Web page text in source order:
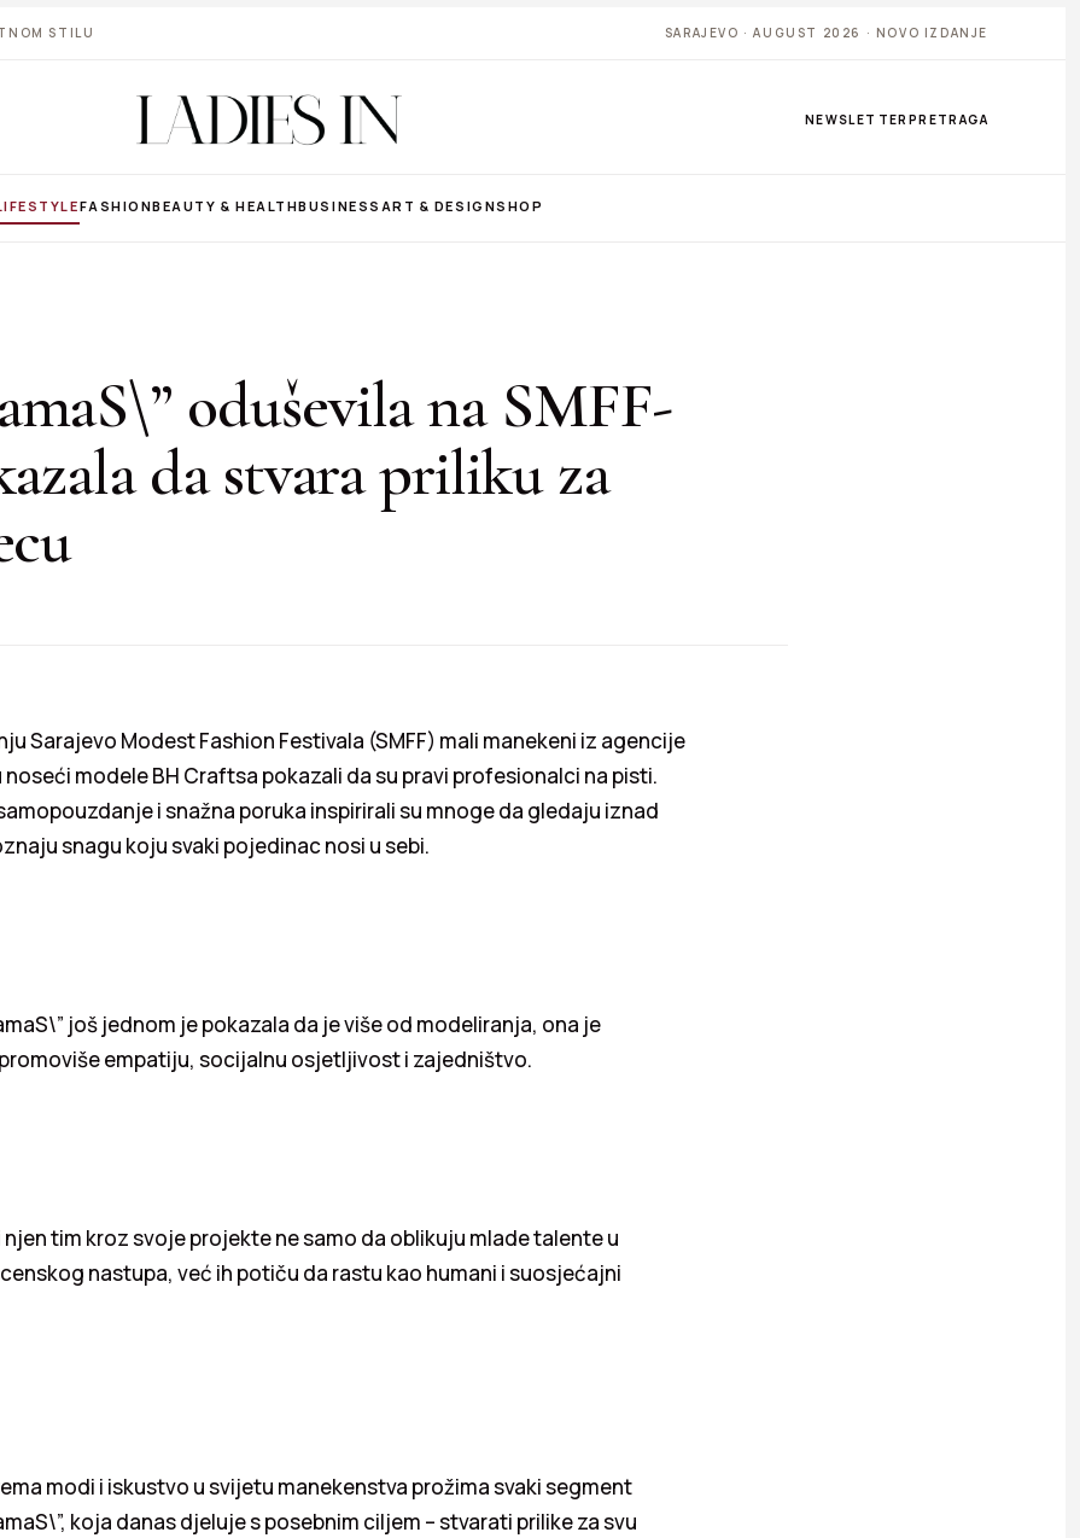
STILU SARAJEVO · AUGUST 2026 · NOVO IZDANJE
NEWSLETTER PRETRAGA
FASHIONBEAUTY & HEALTHBUSINESS ART & DESIGNSHOP
oduševila na SMFF-
da stvara priliku za
Sarajevo Modest Fashion Festivala (SMFF) mali manekeni iz agencije
noseći modele BH Craftsa pokazali da su pravi profesionalci na pisti.
i snažna poruka inspirirali su mnoge da gledaju iznad
snagu koju svaki pojedinac nosi u sebi.
još jednom je pokazala da je više od modeliranja, ona je
empatiju, socijalnu osjetljivost i zajedništvo.
njen tim kroz svoje projekte ne samo da oblikuju mlade talente u
nastupa, već ih potiču da rastu kao humani i suosjećajni
modi i iskustvo u svijetu manekenstva prožima svaki segment
koja danas djeluje s posebnim ciljem – stvarati prilike za svu